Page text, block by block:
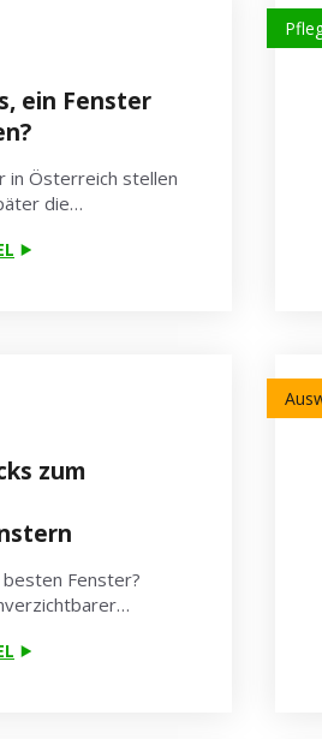
ein Fenster
in Österreich stellen
die…
zum
Fenster?